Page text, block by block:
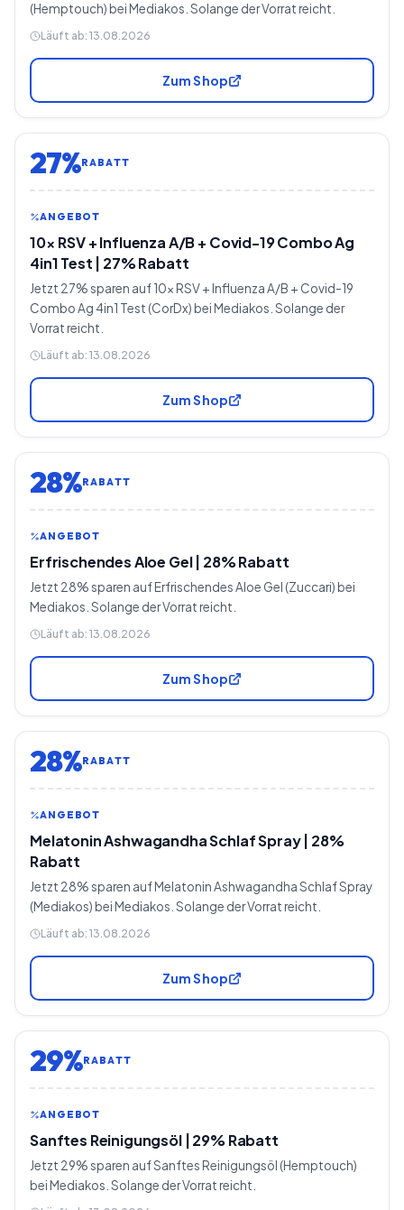
(Hemptouch) bei Mediakos. Solange der Vorrat reicht.
Läuft ab: 13.08.2026
Zum Shop
27%RABATT
ANGEBOT
10x RSV + Influenza A/B + Covid-19 Combo Ag
4in1 Test | 27% Rabatt
Jetzt 27% sparen auf 10x RSV + Influenza A/B + Covid-19
Combo Ag 4in1 Test (CorDx) bei Mediakos. Solange der
Vorrat reicht.
Läuft ab: 13.08.2026
Zum Shop
28%RABATT
ANGEBOT
Erfrischendes Aloe Gel | 28% Rabatt
Jetzt 28% sparen auf Erfrischendes Aloe Gel (Zuccari) bei
Mediakos. Solange der Vorrat reicht.
Läuft ab: 13.08.2026
Zum Shop
28%RABATT
ANGEBOT
Melatonin Ashwagandha Schlaf Spray | 28%
Rabatt
Jetzt 28% sparen auf Melatonin Ashwagandha Schlaf Spray
(Mediakos) bei Mediakos. Solange der Vorrat reicht.
Läuft ab: 13.08.2026
Zum Shop
29%RABATT
ANGEBOT
Sanftes Reinigungsöl | 29% Rabatt
Jetzt 29% sparen auf Sanftes Reinigungsöl (Hemptouch)
bei Mediakos. Solange der Vorrat reicht.